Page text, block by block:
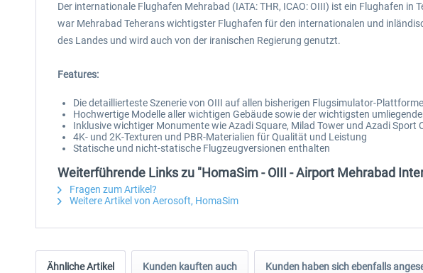
Der internationale Flughafen Mehrabad (IATA: THR, ICAO: OIII) ist ein Flughafen
war Mehrabad Teherans wichtigster Flughafen für den internationalen und
des Landes und wird auch von der iranischen Regierung genutzt.
Features:
Die detaillierteste Szenerie von OIII auf allen bisherigen Flugsimulator-
Hochwertige Modelle aller wichtigen Gebäude sowie der wichtigsten
Inklusive wichtiger Monumente wie Azadi Square, Milad Tower und Azadi Sport
4K- und 2K-Texturen und PBR-Materialien für Qualität und Leistung
Statische und nicht-statische Flugzeugversionen enthalten
Weiterführende Links zu "HomaSim - OIII - Airport Mehrabad
Fragen zum Artikel?
Weitere Artikel von Aerosoft, HomaSim
Ähnliche Artikel Kunden kauften auch Kunden haben sich ebenfalls